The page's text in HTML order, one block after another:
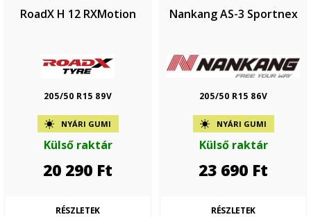
RoadX H 12 RXMotion
205/50 R15 89V
NYÁRI GUMI
Külső raktár
20 290 Ft
RÉSZLETEK
Nankang AS-3 Sportnex
205/50 R15 86V
NYÁRI GUMI
Külső raktár
23 690 Ft
RÉSZLETEK